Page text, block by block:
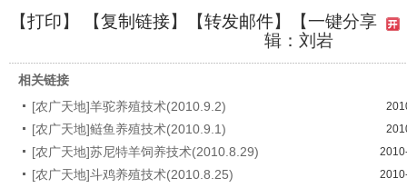
【打印】 【复制链接】【转发邮件】
【一键分享
辑：刘岩
相关链接
[农广天地]羊驼养殖技术(2010.9.2)
[农广天地]鲢鱼养殖技术(2010.9.1)
[农广天地]苏尼特羊饲养技术(2010.8.29)
[农广天地]斗鸡养殖技术(2010.8.25)